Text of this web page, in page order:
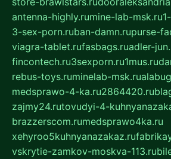
antenna-highly.rumine-lab-msk.ru
3-sex-porn.ruban-damn.rupurse-
viagra-tablet.rufasbags.ruadler-
fincontech.ru3sexporn.ru1mus.ru
rebus-toys.ruminelab-msk.ru
medsprawo-4-ka.ru2864420.ru
zajmy24.rutovudyi-4-
brazzerscom.rumedsprawo4ka.ru
xehyroo5kuhnyanazakaz.ru
vskrytie-zamkov-moskva-113.ru